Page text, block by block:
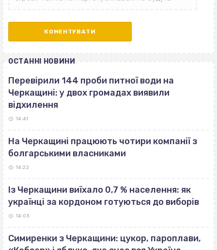
ОСТАННІ НОВИНИ
Перевірили 144 проби питної води на
Черкащині: у двох громадах виявили
відхилення
14:41
На Черкащині працюють чотири компанії з
болгарськими власниками
14:22
Із Черкащини виїхало 0,7 % населення: як
українці за кордоном готуються до виборів
14:03
Симиренки з Черкащини: цукор, пароплави,